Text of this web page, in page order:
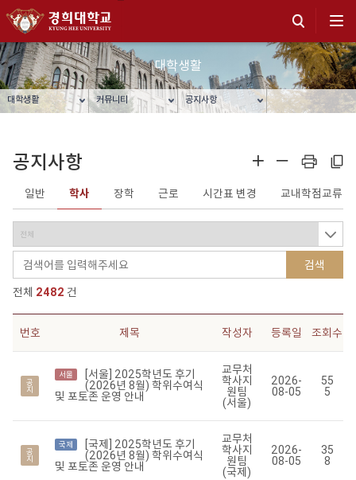
대학생활
대학생활 커뮤니티 공지사항
확대
축소
프린트
주소복사
공지사항
일반 학사 장학 근로 시간표 변경 교내학점교류
검색
전체 2482 건
번호 제목 작성자 등록일 조회수
공
지
서울 [서울] 2025학년도 후기
(2026년 8월) 학위수여식
및 포토존 운영 안내
교무처
학사지
원팀
(서울)
2026-
08-05
55
5
공
지
국제 [국제] 2025학년도 후기
(2026년 8월) 학위수여식
및 포토존 운영 안내
교무처
학사지
원팀
(국제)
2026-
08-05
35
8